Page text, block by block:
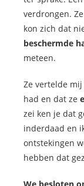
verdrongen.
kon zich dat
beschermde
meteen.
Ze vertelde
had en dat ze
zei ken je dat
inderdaad en
ontstekingen
hebben dat
We besloten